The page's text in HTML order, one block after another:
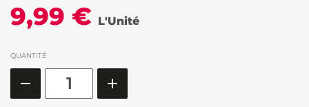
9,99 € L'Unité
QUANTITÉ